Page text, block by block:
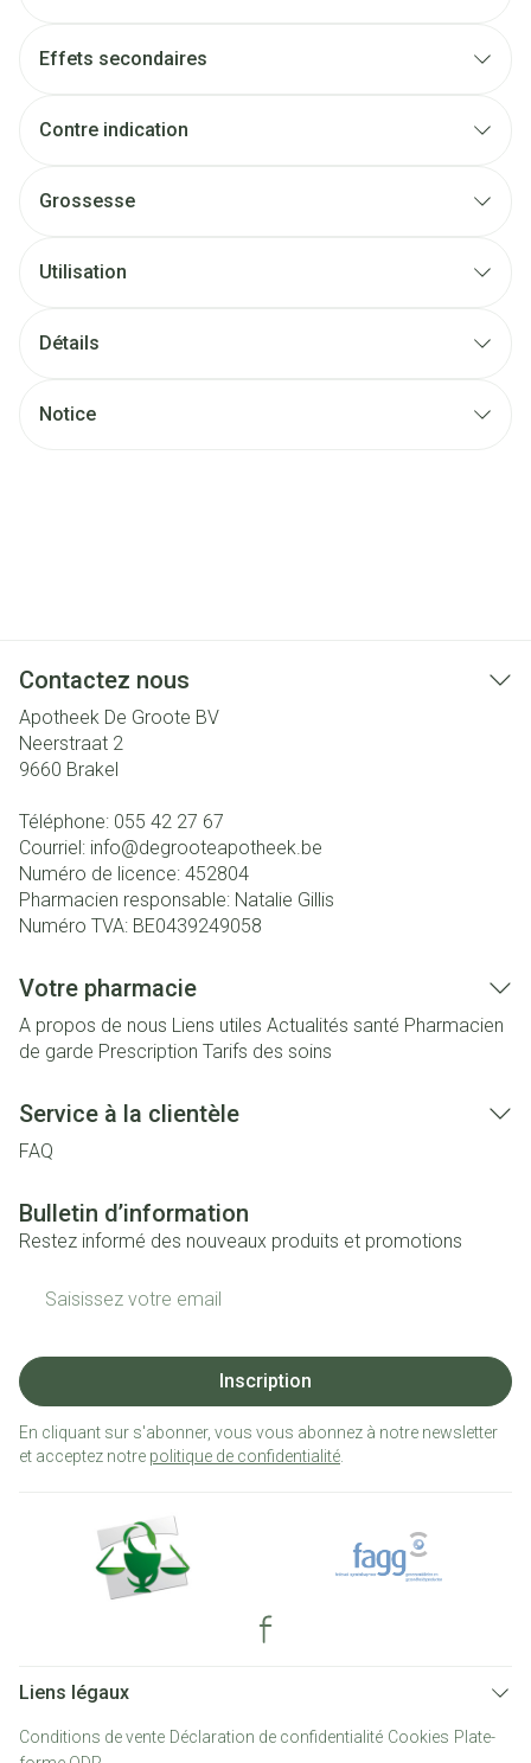
Effets secondaires
Contre indication
Grossesse
Utilisation
Détails
Notice
Contactez nous
Apotheek De Groote BV
Neerstraat 2
9660 Brakel
Téléphone: 055 42 27 67
Courriel: info@degrooteapotheek.be
Numéro de licence: 452804
Pharmacien responsable: Natalie Gillis
Numéro TVA: BE0439249058
Votre pharmacie
A propos de nous Liens utiles Actualités santé Pharmacien
de garde Prescription Tarifs des soins
Service à la clientèle
FAQ
Bulletin d’information
Restez informé des nouveaux produits et promotions
Inscription
En cliquant sur s'abonner, vous vous abonnez à notre newsletter
et acceptez notre politique de confidentialité
Liens légaux
Conditions de vente Déclaration de confidentialité Cookies Plate-